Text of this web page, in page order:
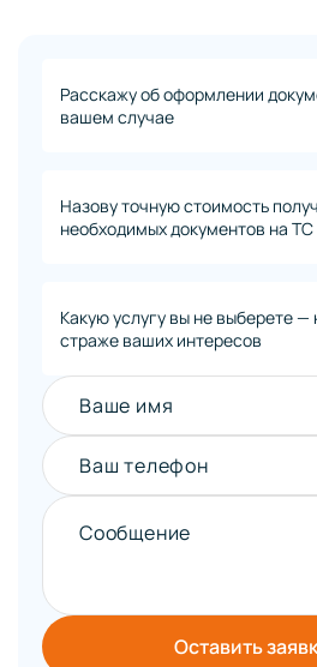
Расскажу об оформлении
вашем случае
Назову точную стоимость
необходимых документов на ТС
Какую услугу вы не выберете
страже ваших интересов
Ваше имя
Ваш телефон
Сообщение
Оставить